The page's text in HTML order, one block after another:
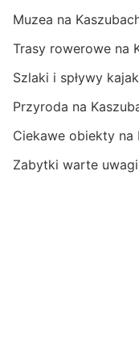
Muzea na
Trasy rowerowe na
Szlaki i spływy
Przyroda na
Ciekawe obiekty na
Zabytki warte